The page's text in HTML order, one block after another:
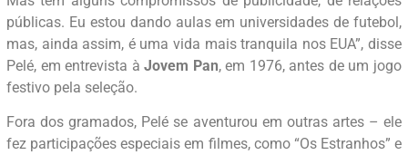
públicas. Eu estou dando aulas em universidades de futebol,
mas, ainda assim, é uma vida mais tranquila nos EUA”, disse
Pelé, em entrevista àJovem Pan, em 1976, antes de um jogo
festivo pela seleção.
Fora dos gramados, Pelé se aventurou em outras artes – ele
fez participações especiais em filmes, como “Os Estranhos” e